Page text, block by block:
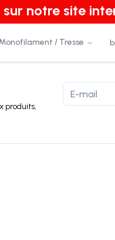
notre site
Monofilament / Tresse
produits,